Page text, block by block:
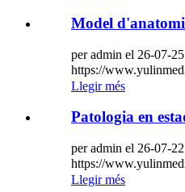
Model
per admin el 26-07-25
https://
Llegir més
Patologia en
per admin el 26-07-22
https://
Llegir més